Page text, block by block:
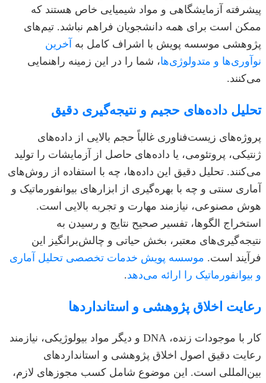
پیشرفته آزمایشگاهی و مواد شیمیایی خاص هستند که
ممکن است برای همه دانشجویان فراهم نباشد. تیم‌های
پژوهشی موسسه پویش با اشراف کامل به آخرین
نوآوری‌ها و متدولوژی‌ها، شما را در این زمینه راهنمایی
می‌کنند.
تحلیل داده‌های حجیم و نتیجه‌گیری دقیق
پروژه‌های زیست‌فناوری غالباً حجم بالایی از داده‌های
ژنتیکی، پروتئومی، یا داده‌های حاصل از آزمایشات را تولید
می‌کنند. تحلیل دقیق این داده‌ها، چه با استفاده از روش‌های
آماری سنتی و چه با بهره‌گیری از ابزارهای بیوانفورماتیک و
هوش مصنوعی، نیازمند مهارت و تجربه بالایی است.
استخراج الگوها، تفسیر صحیح نتایج و رسیدن به
نتیجه‌گیری‌های معتبر، بخش حیاتی و چالش‌برانگیز این
فرآیند است. موسسه پویش خدمات تخصصی تحلیل آماری
و بیوانفورماتیک را ارائه می‌دهد.
رعایت اخلاق پژوهشی و استانداردها
کار با موجودات زنده، DNA و دیگر مواد بیولوژیکی، نیازمند
رعایت دقیق اصول اخلاق پژوهشی و استانداردهای
بین‌المللی است. این موضوع شامل کسب مجوزهای لازم،